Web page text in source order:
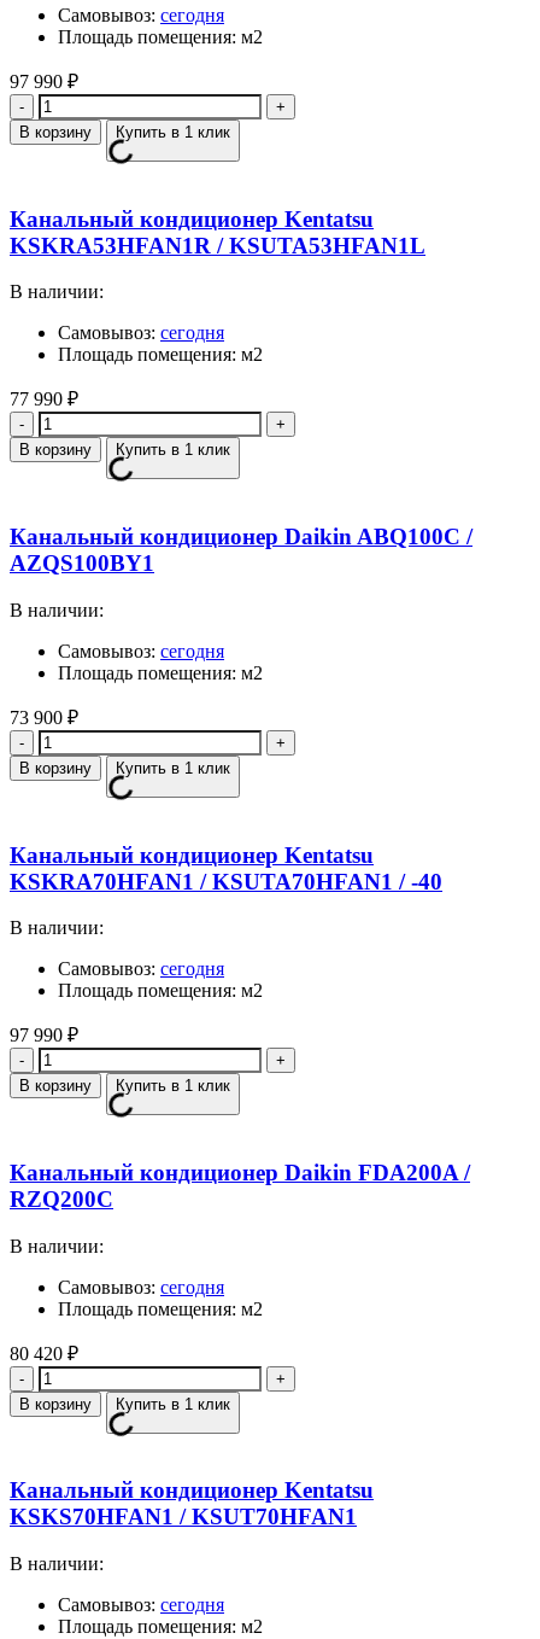
Самовывоз: сегодня
Площадь помещения: м2
97 990 ₽
Количество
В корзину Купить в 1 клик
Канальный кондиционер Kentatsu
KSKRA53HFAN1R / KSUTA53HFAN1L
В наличии:
Самовывоз: сегодня
Площадь помещения: м2
77 990 ₽
Количество
В корзину Купить в 1 клик
Канальный кондиционер Daikin ABQ100C /
AZQS100BY1
В наличии:
Самовывоз: сегодня
Площадь помещения: м2
73 900 ₽
Количество
В корзину Купить в 1 клик
Канальный кондиционер Kentatsu
KSKRA70HFAN1 / KSUTA70HFAN1 / -40
В наличии:
Самовывоз: сегодня
Площадь помещения: м2
97 990 ₽
Количество
В корзину Купить в 1 клик
Канальный кондиционер Daikin FDA200A /
RZQ200C
В наличии:
Самовывоз: сегодня
Площадь помещения: м2
80 420 ₽
Количество
В корзину Купить в 1 клик
Канальный кондиционер Kentatsu
KSKS70HFAN1 / KSUT70HFAN1
В наличии:
Самовывоз: сегодня
Площадь помещения: м2